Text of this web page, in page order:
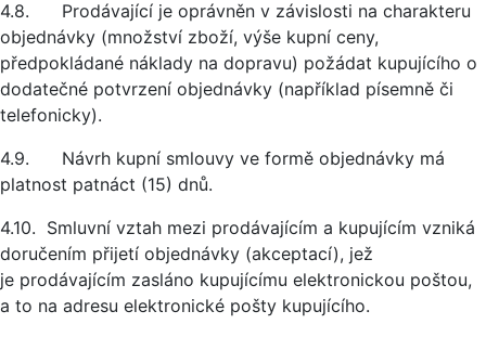
4.8. Prodávající je oprávněn v závislosti na charakteru
objednávky (množství zboží, výše kupní ceny,
předpokládané náklady na dopravu) požádat kupujícího o
dodatečné potvrzení objednávky (například písemně či
telefonicky).
4.9. Návrh kupní smlouvy ve formě objednávky má
platnost patnáct (15) dnů.
4.10. Smluvní vztah mezi prodávajícím a kupujícím vzniká
doručením přijetí objednávky (akceptací), jež
je prodávajícím zasláno kupujícímu elektronickou poštou,
a to na adresu elektronické pošty kupujícího.